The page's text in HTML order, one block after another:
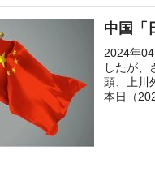
金の保有量を増やします
1日当たり1,214.4億ドル
在明。李在明を支持しな
クラ政策室長が告発され
「丸刈りになって抗議活動」
中国「
2024年
したが、
頭、上川
本日（